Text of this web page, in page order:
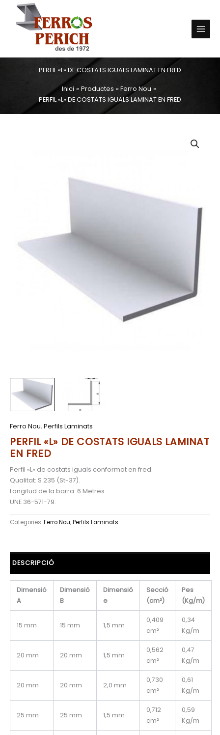
contingut
Menu
PERFIL «L» DE COSTATS IGUALS LAMINAT EN FRED
Inici Productes
Ferro Nou
PERFIL «L» DE COSTATS IGUALS LAMINAT EN FRED
Ferro Nou, Perfils Laminats
PERFIL «L» DE COSTATS IGUALS LAMINAT
EN FRED
Perfil «L» de costats iguals conformat en fred.
Qualitat: S 235 (St-37).
Longitud de la barra: 6 Metres.
UNE 36-571-79.
Categories:Ferro Nou,Perfils Laminats
DESCRIPCIÓ
Dimensió
A
Dimensió
B
Dimensió
e
Secció
(cm²)
Pes
(Kg/m)
15 mm 15 mm 1,5 mm
0,409
cm²
0,34
Kg/m
20 mm 20 mm 1,5 mm
0,562
cm²
0,47
Kg/m
20 mm 20 mm 2,0 mm
0,730
cm²
0,61
Kg/m
25 mm 25 mm 1,5 mm
0,712
cm²
0,59
Kg/m